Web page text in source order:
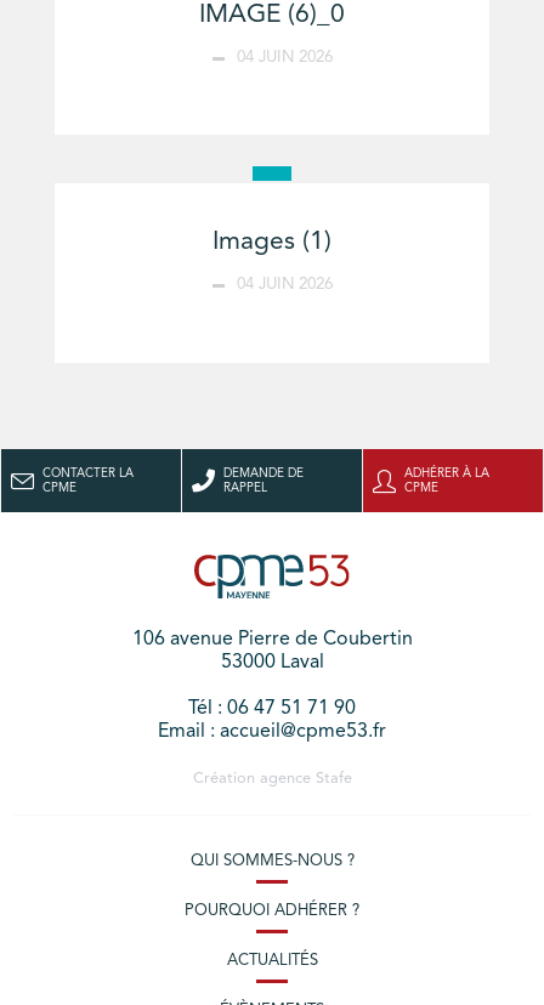
IMAGE (6)_0
04 JUIN 2026
Images (1)
04 JUIN 2026
CONTACTER LA
CPME
DEMANDE DE
RAPPEL
ADHÉRER À LA
CPME
106 avenue Pierre de Coubertin
53000 Laval
Tél : 06 47 51 71 90
Email : accueil@cpme53.fr
Création agence Stafe
QUI SOMMES-NOUS ?
POURQUOI ADHÉRER ?
ACTUALITÉS